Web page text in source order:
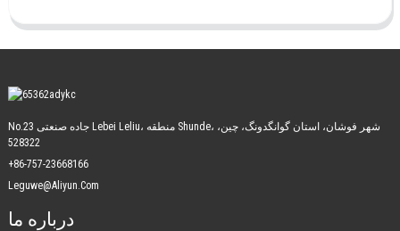
No.23 جاده صنعتی Lebei Leliu، منطقه Shunde، شهر فوشان، استان گوانگدونگ، چین،
528322
+86-757-23668166
Leguwe@aliyun.com
درباره ما